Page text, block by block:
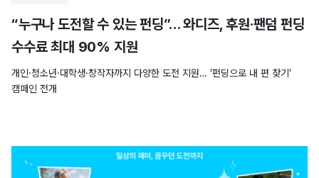
“누구나 도전할 수 있는 펀딩”… 와디즈, 후원·팬덤 펀딩
수수료 최대 90% 지원
개인·청소년·대학생·창작자까지 다양한 도전 지원… ‘펀딩으로 내 편 찾기’
캠페인 전개